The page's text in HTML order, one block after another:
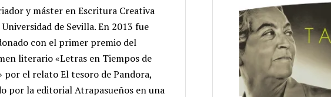
y máster en Escritura Creativa
de Sevilla. En 2013 fue
con el primer premio del
literario «Letras en Tiempos de
por el relato El tesoro de Pandora,
por la editorial Atrapasueños en una